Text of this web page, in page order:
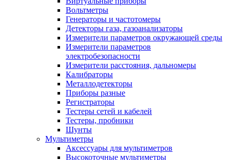
Вольтметры
Генераторы и частотомеры
Детекторы газа, газоанализаторы
Измерители параметров окружающей среды
Измерители параметров
электробезопасности
Измерители расстояния, дальномеры
Калибраторы
Металлодетекторы
Приборы разные
Регистраторы
Тестеры сетей и кабелей
Тестеры, пробники
Шунты
Мультиметры
Аксессуары для мультиметров
Высокоточные мультиметры